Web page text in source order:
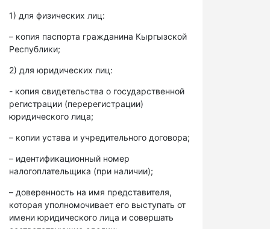
1) для физических лиц:
– копия паспорта гражданина Кыргызской
Республики;
2) для юридических лиц:
- копия свидетельства о государственной
регистрации (перерегистрации)
юридического лица;
– копии устава и учредительного договора;
– идентификационный номер
налогоплательщика (при наличии);
– доверенность на имя представителя,
которая уполномочивает его выступать от
имени юридического лица и совершать